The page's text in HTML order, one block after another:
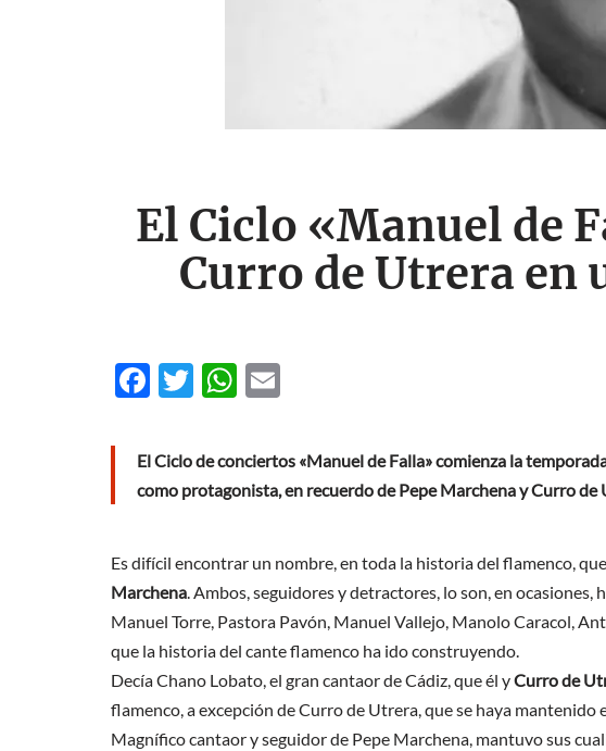
El Ciclo «Manuel de
Curro de Utrera en
F
e
b
o
k
T
itt
er
W
at
s
p
p
ail
El Ciclo de conciertos «Manuel de Falla» comienza la
como protagonista, en recuerdo de Pepe Marchena y Curro
Es difícil encontrar un nombre, en toda la historia del flamenco,
Marchena. Ambos, seguidores y detractores, lo son, en
Manuel Torre, Pastora Pavón, Manuel Vallejo, Manolo Caracol,
que la historia del cante flamenco ha ido construyendo.
Decía Chano Lobato, el gran cantaor de Cádiz, que él yCurro de
flamenco, a excepción de Curro de Utrera, que se haya
Magnífico cantaor y seguidor de Pepe Marchena, mantuvo sus